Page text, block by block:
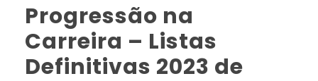
Progressão na
Carreira – Listas
Definitivas 2023 de